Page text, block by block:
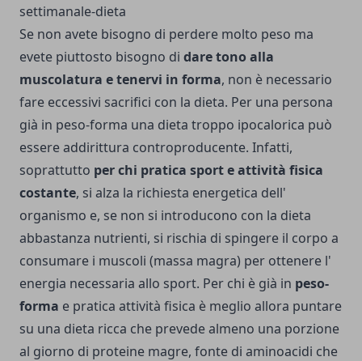
Se non avete bisogno di perdere molto peso ma
evete piuttosto bisogno di dare tono alla
muscolatura e tenervi in forma, non è necessario
fare eccessivi sacrifici con la dieta. Per una persona
già in peso-forma una dieta troppo ipocalorica può
essere addirittura controproducente. Infatti,
soprattutto per chi pratica sport e attività fisica
costante, si alza la richiesta energetica dell'
organismo e, se non si in­troducono con la dieta
abbastanza nutrienti, si rischia di spin­gere il corpo a
consumare i muscoli (massa magra) per ottene­re l'
energia necessaria allo sport. Per chi è già in peso-
forma e pratica attività fisica è meglio allora puntare
su una dieta ricca che prevede almeno una porzione
al giorno di proteine magre, fonte di aminoacidi che